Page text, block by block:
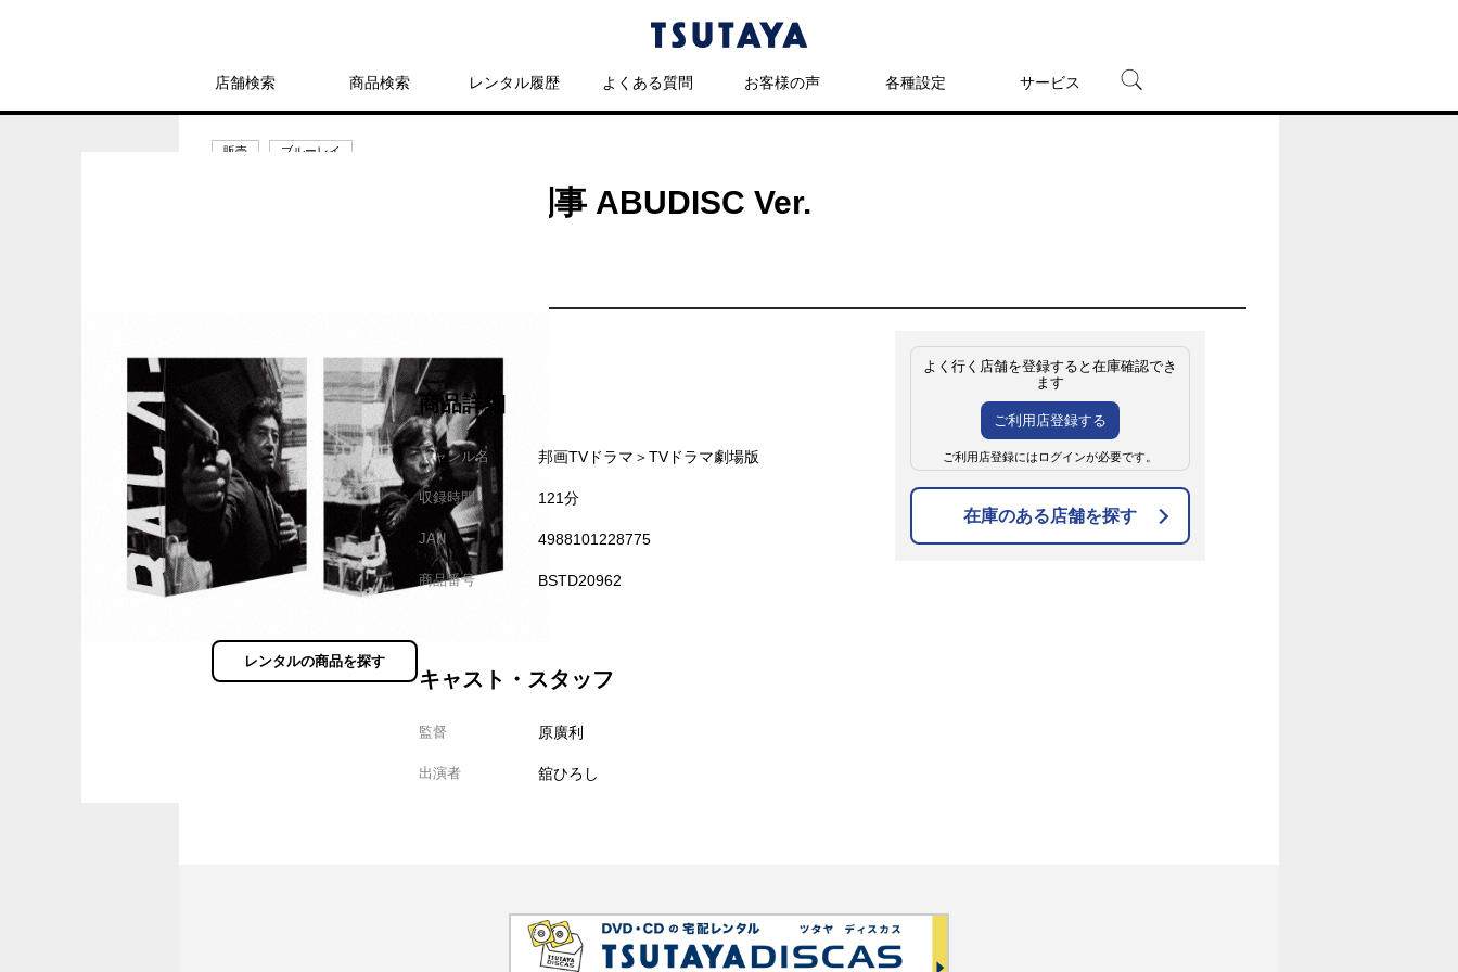
店舗検索 商品検索 レンタル履歴 よくある質問 お客様の声 各種設定 サービス
販売 ブルーレイ
帰ってきた あぶない刑事 ABUDISC Ver.
レンタルの商品を探す
商品詳細
ジャンル名 邦画TVドラマ＞TVドラマ劇場版
収録時間 121分
JAN 4988101228775
商品番号 BSTD20962
キャスト・スタッフ
監督 原廣利
出演者 舘ひろし
よく行く店舗を登録すると在庫確認でき
ます
ご利用店登録する
ご利用店登録にはログインが必要です。
在庫のある店舗を探す